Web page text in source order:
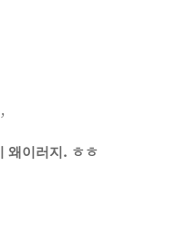
왜이러지. ㅎㅎ